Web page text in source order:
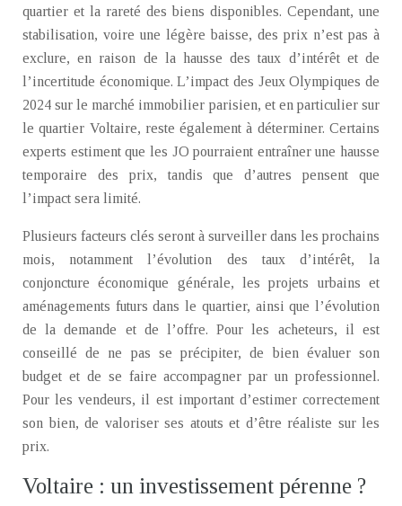
quartier et la rareté des biens disponibles. Cependant, une
stabilisation, voire une légère baisse, des prix n’est pas à
exclure, en raison de la hausse des taux d’intérêt et de
l’incertitude économique. L’impact des Jeux Olympiques de
2024 sur le marché immobilier parisien, et en particulier sur
le quartier Voltaire, reste également à déterminer. Certains
experts estiment que les JO pourraient entraîner une hausse
temporaire des prix, tandis que d’autres pensent que
l’impact sera limité.
Plusieurs facteurs clés seront à surveiller dans les prochains
mois, notamment l’évolution des taux d’intérêt, la
conjoncture économique générale, les projets urbains et
aménagements futurs dans le quartier, ainsi que l’évolution
de la demande et de l’offre. Pour les acheteurs, il est
conseillé de ne pas se précipiter, de bien évaluer son
budget et de se faire accompagner par un professionnel.
Pour les vendeurs, il est important d’estimer correctement
son bien, de valoriser ses atouts et d’être réaliste sur les
prix.
Voltaire : un investissement pérenne ?